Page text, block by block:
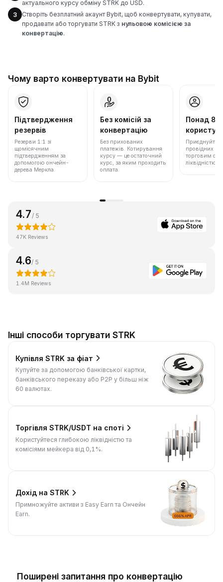
актуального курсу обміну STRK до USD.
3
Створіть безплатний акаунт Bybit, щоб конвертувати, купувати,
продавати або торгувати STRK з нульовою комісією за
конвертацію.
Чому варто конвертувати на Bybit
Підтвердження
резервів
Резерви 1:1 зі
щомісячним
підтвердженням за
допомогою ончейн-
дерева Меркла.
Без комісій за
конвертацію
Без прихованих
платежів. Котирування
курсу — це остаточний
курс, за яким проходить
оплата.
Понад 86
Приєднуйтеся
провідних
торговим
ліквідністю.
4.7 / 5
47K Reviews
4.6/ 5
1.4M Reviews
Інші способи торгувати STRK
Купівля STRK за фіат
Купуйте за допомогою банківської картки,
банківського переказу або P2P у більш ніж
60 валютах.
Торгівля STRK/USDT на споті
Користуйтеся глибокою ліквідністю та
комісіями мейкера від 0,1%.
Дохід на STRK
Примножуйте активи з Easy Earn та Ончейн
Earn.
Поширені запитання про конвертацію